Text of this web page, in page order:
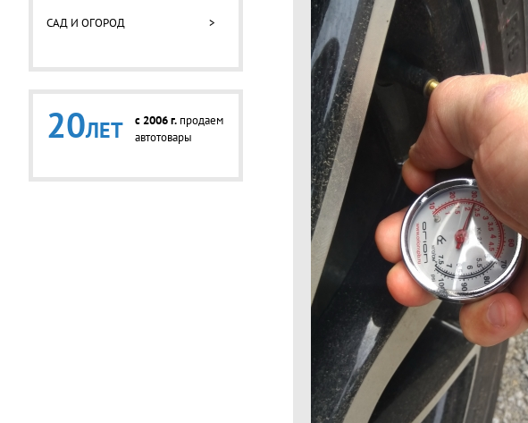
САД И ОГОРОД >
20ЛЕТ c 2006 г. продаем
автотовары